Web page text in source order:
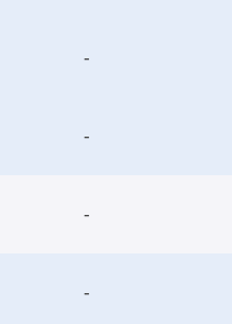
-
-
-
-